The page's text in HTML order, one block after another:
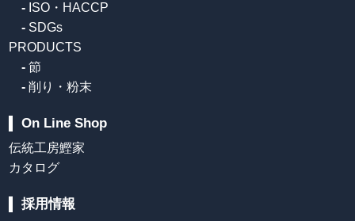
- ISO・HACCP
- SDGs
PRODUCTS
- 節
- 削り・粉末
On Line Shop
伝統工房鰹家
カタログ
採用情報